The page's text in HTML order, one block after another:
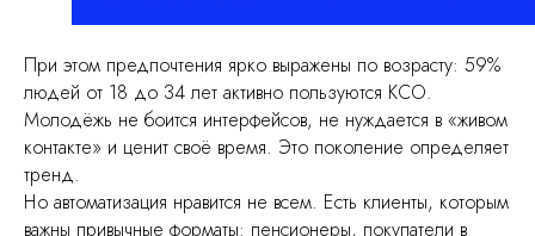
При этом предпочтения ярко выражены по возрасту: 59%
людей от 18 до 34 лет активно пользуются КСО.
Молодёжь не боится интерфейсов, не нуждается в «живом
контакте» и ценит своё время. Это поколение определяет
тренд.
Но автоматизация нравится не всем. Есть клиенты, которым
важны привычные форматы: пенсионеры, покупатели в
Решим похожую
задачу в вашей
компании
Оставьте заявку, быстро подберем
лучшее решение!